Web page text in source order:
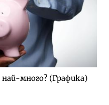
много? (Графика)